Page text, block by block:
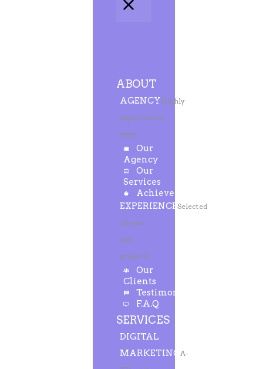
ABOUT
AGENCYHighly
experienced
team
Our
Agency
Our
Services
Achievements
EXPERIENCE Selected
clients
and
projects
Our
Clients
Testimonials
F.A.Q
SERVICES
DIGITAL
MARKETING A-